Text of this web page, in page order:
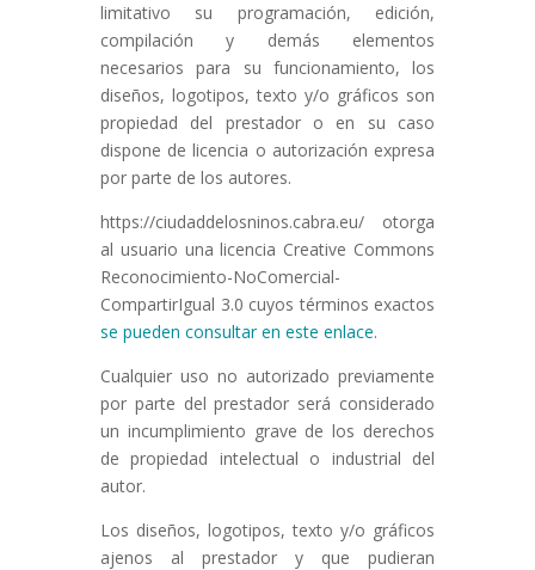
limitativo su programación, edición,
compilación y demás elementos
necesarios para su funcionamiento, los
diseños, logotipos, texto y/o gráficos son
propiedad del prestador o en su caso
dispone de licencia o autorización expresa
por parte de los autores.
https://ciudaddelosninos.cabra.eu/ otorga
al usuario una licencia Creative Commons
Reconocimiento-NoComercial-
CompartirIgual 3.0 cuyos términos exactos
se pueden consultar en este enlace.
Cualquier uso no autorizado previamente
por parte del prestador será considerado
un incumplimiento grave de los derechos
de propiedad intelectual o industrial del
autor.
Los diseños, logotipos, texto y/o gráficos
ajenos al prestador y que pudieran